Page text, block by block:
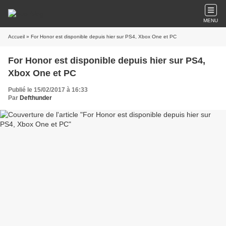
MENU
Accueil » For Honor est disponible depuis hier sur PS4, Xbox One et PC
For Honor est disponible depuis hier sur PS4,
Xbox One et PC
Publié le 15/02/2017 à 16:33
Par Defthunder